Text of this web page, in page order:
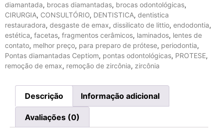
diamantada, brocas diamantadas, brocas odontológicas,
CIRURGIA, CONSULTÓRIO, DENTISTICA, dentistica
restauradora, desgaste de emax, dissilicato de littio, endodontia,
estética, facetas, fragmentos cerâmicos, laminados, lentes de
contato, melhor preço, para preparo de prótese, periodontia,
Pontas diamantadas Ceptiom, pontas odontológicas, PROTESE,
remoção de emax, remoção de zircônia, zircônia
Descrição Informação adicional
Avaliações (0)